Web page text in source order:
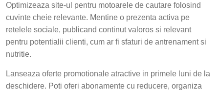
Optimizeaza site-ul pentru motoarele de cautare folosind
cuvinte cheie relevante. Mentine o prezenta activa pe
retelele sociale, publicand continut valoros si relevant
pentru potentialii clienti, cum ar fi sfaturi de antrenament si
nutritie.
Lanseaza oferte promotionale atractive in primele luni de la
deschidere. Poti oferi abonamente cu reducere, organiza